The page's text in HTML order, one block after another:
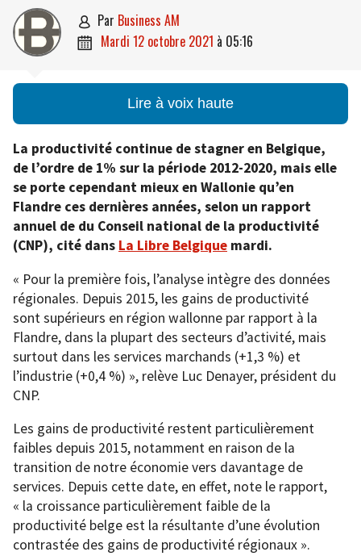
 par Business AM
 mardi 12 octobre 2021 à 05:16
Lire à voix haute
La productivité continue de stagner en Belgique,
de l’ordre de 1% sur la période 2012-2020, mais elle
se porte cependant mieux en Wallonie qu’en
Flandre ces dernières années, selon un rapport
annuel de du Conseil national de la productivité
(CNP), cité dans La Libre Belgique mardi.
« Pour la première fois, l’analyse intègre des données
régionales. Depuis 2015, les gains de productivité
sont supérieurs en région wallonne par rapport à la
Flandre, dans la plupart des secteurs d’activité, mais
surtout dans les services marchands (+1,3 %) et
l’industrie (+0,4 %) », relève Luc Denayer, président du
CNP.
Les gains de productivité restent particulièrement
faibles depuis 2015, notamment en raison de la
transition de notre économie vers davantage de
services. Depuis cette date, en effet, note le rapport,
« la croissance particulièrement faible de la
productivité belge est la résultante d’une évolution
contrastée des gains de productivité régionaux ».